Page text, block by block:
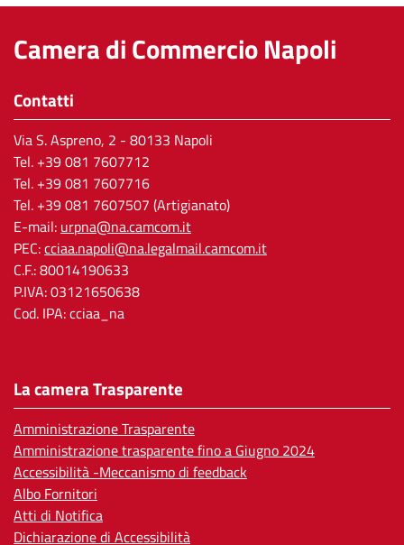
Camera di Commercio Napoli
Contatti
Via S. Aspreno, 2 - 80133 Napoli
Tel. +39 081 7607712
Tel. +39 081 7607716
Tel. +39 081 7607507 (Artigianato)
E-mail: urpna@na.camcom.it
PEC:cciaa.napoli@na.legalmail.camcom.it
C.F.: 80014190633
P.IVA: 03121650638
Cod. IPA: cciaa_na
La camera Trasparente
Amministrazione Trasparente
Amministrazione trasparente fino a Giugno 2024
Accessibilità -Meccanismo di feedback
Albo Fornitori
Atti di Notifica
Dichiarazione di Accessibilità